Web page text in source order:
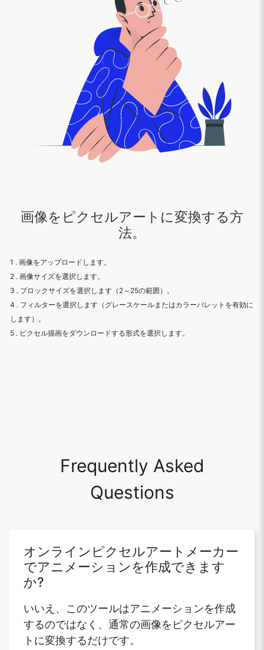
画像をピクセルアートに変換する方
法。
1 . 画像をアップロードします。
2 . 画像サイズを選択します。
3 . ブロックサイズを選択します（2～25の範囲）。
4 . フィルターを選択します（グレースケールまたはカラーパレットを有効に
します）。
5 . ピクセル描画をダウンロードする形式を選択します。
Frequently Asked
Questions
オンラインピクセルアートメーカー
でアニメーションを作成できます
か?
いいえ、このツールはアニメーションを作成
するのではなく、通常の画像をピクセルアー
トに変換するだけです。